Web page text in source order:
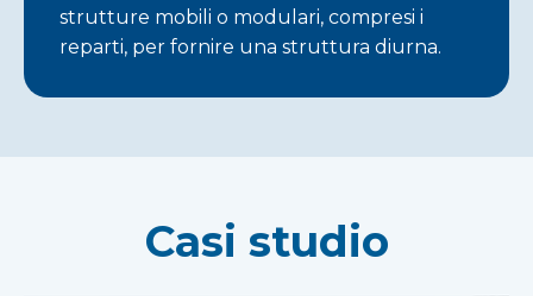
strutture mobili o modulari, compresi i
reparti, per fornire una struttura diurna.
Casi studio